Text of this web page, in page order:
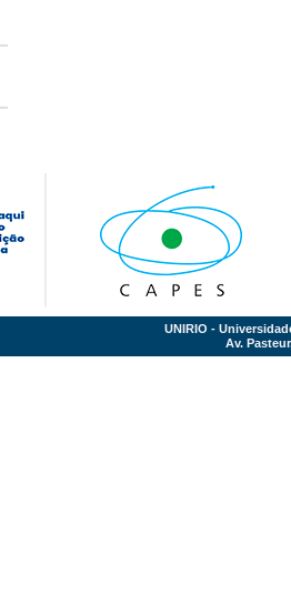
UNIRIO -
Av.